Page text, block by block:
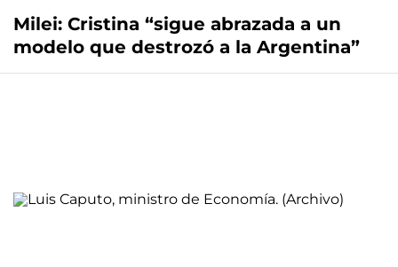
Milei: Cristina “sigue abrazada a un
modelo que destrozó a la Argentina”